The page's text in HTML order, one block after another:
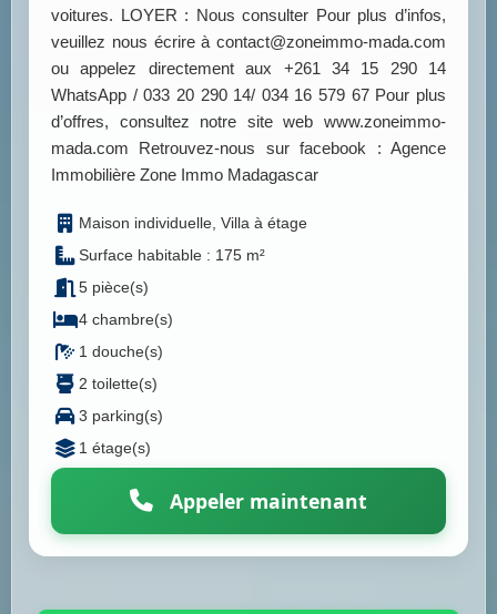
voitures. LOYER : Nous consulter Pour plus d’infos,
veuillez nous écrire à contact@zoneimmo-mada.com
ou appelez directement aux +261 34 15 290 14
WhatsApp / 033 20 290 14/ 034 16 579 67 Pour plus
d’offres, consultez notre site web www.zoneimmo-
mada.com Retrouvez-nous sur facebook : Agence
Immobilière Zone Immo Madagascar
Maison individuelle, Villa à étage
Surface habitable : 175 m²
5 pièce(s)
4 chambre(s)
1 douche(s)
2 toilette(s)
3 parking(s)
1 étage(s)
Appeler maintenant